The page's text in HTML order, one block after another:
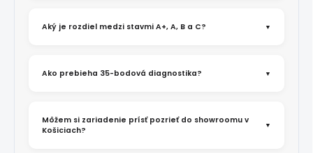
Aký je rozdiel medzi stavmi A+, A, B a C?
Ako prebieha 35-bodová diagnostika?
Môžem si zariadenie prísť pozrieť do showroomu v
Košiciach?